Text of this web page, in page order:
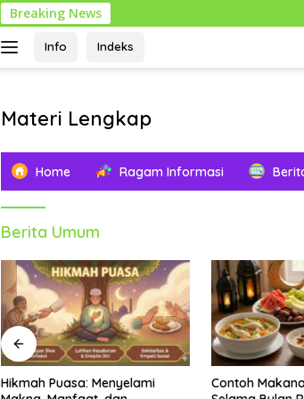
Breaking News
Info Indeks
Materi Lengkap
Pendidikan
Lengkap
Home Ragam Informasi
Berita Umum
Contoh Makanan Bergizi
Asal Mula